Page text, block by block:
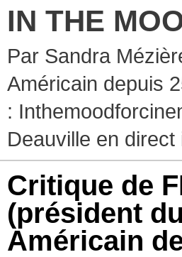
IN THE
Par Sandra
Américain depuis
:
Deauville en direct
Critique de
(président
Américain